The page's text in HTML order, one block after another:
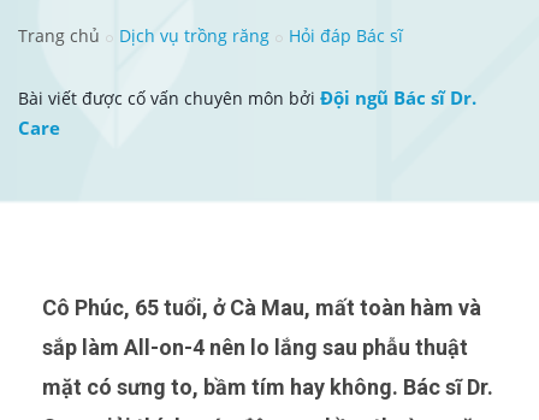
Trang chủ Dịch vụ trồng răng Hỏi đáp Bác sĩ
Bài viết được cố vấn chuyên môn bởi Đội ngũ Bác sĩ Dr.
Care
Cô Phúc, 65 tuổi, ở Cà Mau, mất toàn hàm và
sắp làm All-on-4 nên lo lắng sau phẫu thuật
mặt có sưng to, bầm tím hay không. Bác sĩ Dr.